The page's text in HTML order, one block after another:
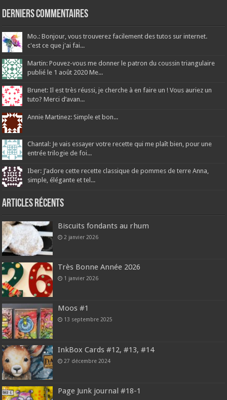
Derniers Commentaires
Mo.: Bonjour, vous trouverez facilement des tutos sur internet.
c'est ce que j'ai fai...
Martin: Pouvez-vous me donner le patron du coussin triangulaire
publié le 1 août 2020 Me...
Brunet: Il est très réussi, je cherche à en faire un ! Vous auriez un
tuto? Merci d’avan...
Annie Martinez: Simple et bon...
Chantal: Je vais essayer votre recette qui me plaît bien, pour une
entrée trilogie de foi...
Iber: J’adore cette recette classique de pommes de terre Anna,
simple, élégante et tel...
Articles récents
Biscuits fondants au rhum
2 janvier 2026
Très Bonne Année 2026
1 janvier 2026
Moos #1
13 septembre 2025
InkBox Cards #12, #13, #14
27 décembre 2024
Page Junk journal #18-1